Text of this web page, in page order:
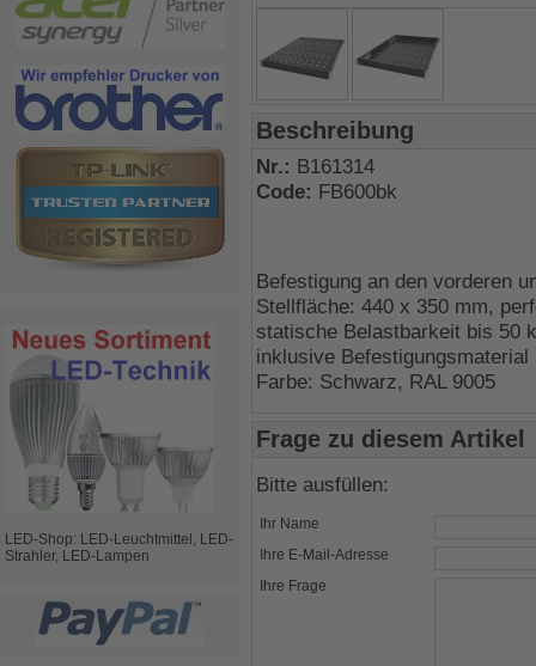
LED-Shop: LED-Leuchtmittel, LED-
Strahler, LED-Lampen
Beschreibung
Nr.: B161314
Code: FB600bk
Befestigung an den vorderen
Stellfläche: 440 x 350 mm,
statische Belastbarkeit bis 50
inklusive Befestigungsmaterial
Farbe: Schwarz, RAL 9005
Frage zu diesem Artikel
Bitte ausfüllen:
Ihr Name
Ihre E-Mail-Adresse
Ihre Frage